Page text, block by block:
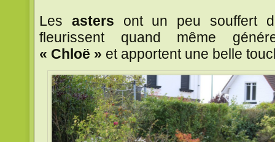
Les asters ont un peu souffert
fleurissent quand même
« Chloë » et apportent une belle